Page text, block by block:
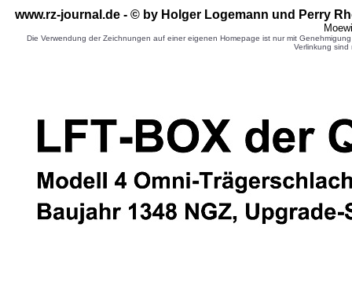
www.rz-journal.de - © by Holger Logemann und Perry
Die Verwendung der Zeichnungen auf einer eigenen Homepage ist nur mit
Verlinkung sind